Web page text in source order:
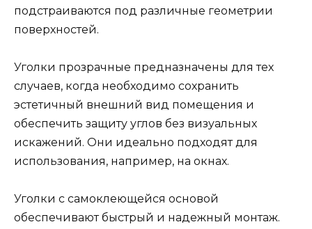
подстраиваются под различные геометрии
поверхностей.
Уголки прозрачные предназначены для тех
случаев, когда необходимо сохранить
эстетичный внешний вид помещения и
обеспечить защиту углов без визуальных
искажений. Они идеально подходят для
использования, например, на окнах.
Уголки с самоклеющейся основой
обеспечивают быстрый и надежный монтаж.